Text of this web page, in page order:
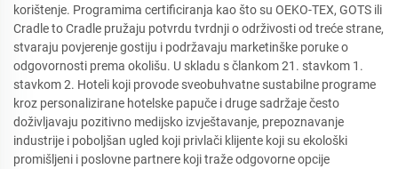
korištenje. Programima certificiranja kao što su OEKO-TEX, GOTS ili
Cradle to Cradle pružaju potvrdu tvrdnji o održivosti od treće strane,
stvaraju povjerenje gostiju i podržavaju marketinške poruke o
odgovornosti prema okolišu. U skladu s člankom 21. stavkom 1.
stavkom 2. Hoteli koji provode sveobuhvatne sustabilne programe
kroz personalizirane hotelske papuče i druge sadržaje često
doživljavaju pozitivno medijsko izvještavanje, prepoznavanje
industrije i poboljšan ugled koji privlači klijente koji su ekološki
promišljeni i poslovne partnere koji traže odgovorne opcije